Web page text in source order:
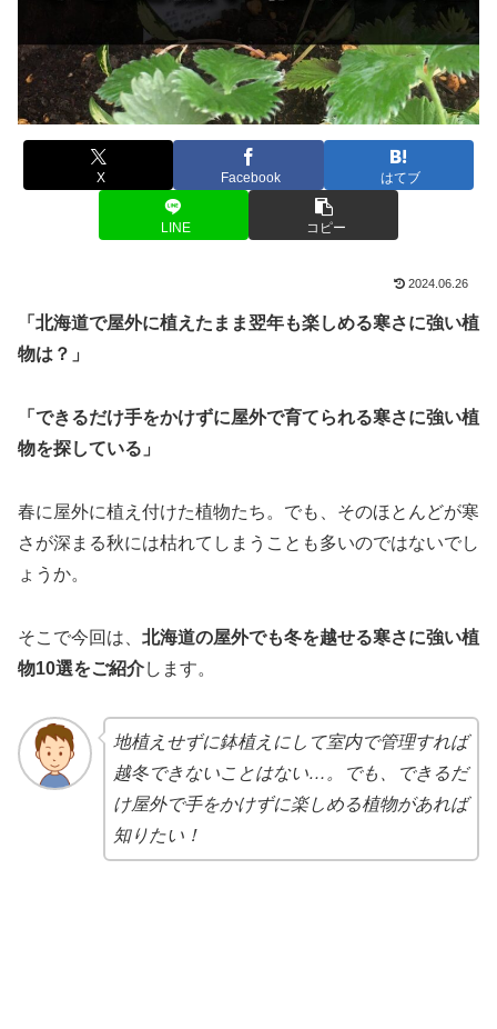
X Facebook はてブ
LINE コピー
2024.06.26
「北海道で屋外に植えたまま翌年も楽しめる寒さに強い植
物は？」
「できるだけ手をかけずに屋外で育てられる寒さに強い植
物を探している」
春に屋外に植え付けた植物たち。でも、そのほとんどが寒
さが深まる秋には枯れてしまうことも多いのではないでし
ょうか。
そこで今回は、 北海道の屋外でも冬を越せる寒さに強い植
物10選をご紹介します。
地植えせずに鉢植えにして室内で管理すれば
越冬できないことはない…。でも、できるだ
け屋外で手をかけずに楽しめる植物があれば
知りたい！